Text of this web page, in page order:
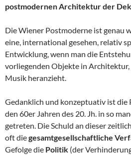
postmodernen Architektur der
Die Wiener Postmoderne ist genau
eine, international gesehen, relativ
Entwicklung, wenn man die
vorliegenden Objekte in
Musik heranzieht.
Gedanklich und konzeptuativ ist die
den 60er Jahren des 20. Jh. in so
getreten. Die Schuld an dieser
oft diegesamtgesellschaftliche
Gefolge die Politik (der